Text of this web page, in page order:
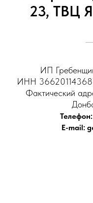
23, ТВЦ
ИП
ИНН
Фактический
E-mail: